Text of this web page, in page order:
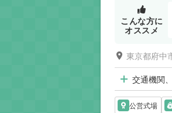
こんな方に
オススメ
東京都府中
交通機関
公営式場